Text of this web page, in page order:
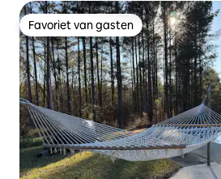
Favoriet van gasten
Favoriet van gasten